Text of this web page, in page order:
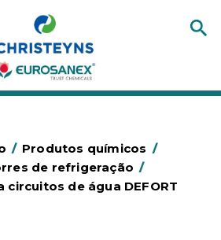
/ Produtos químicos /
de refrigeração /
de água DEFORT